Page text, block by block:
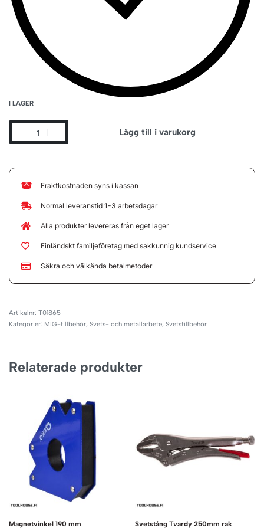
I LAGER
Lägg till i varukorg
Fraktkostnaden syns i kassan
Normal leveranstid 1-3 arbetsdagar
Alla produkter levereras från eget lager
Finländskt familjeföretag med sakkunnig kundservice
Säkra och välkända betalmetoder
T01865
Kategorier: MIG-tillbehör, Svets- och metallarbete, Svetstillbehör
Relaterade produkter
Magnetvinkel 190 mm Svetstång Tvardy 250mm rak